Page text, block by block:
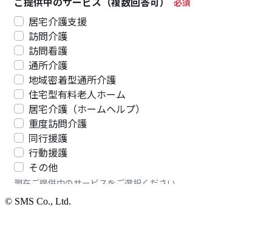
© SMS Co., Ltd.